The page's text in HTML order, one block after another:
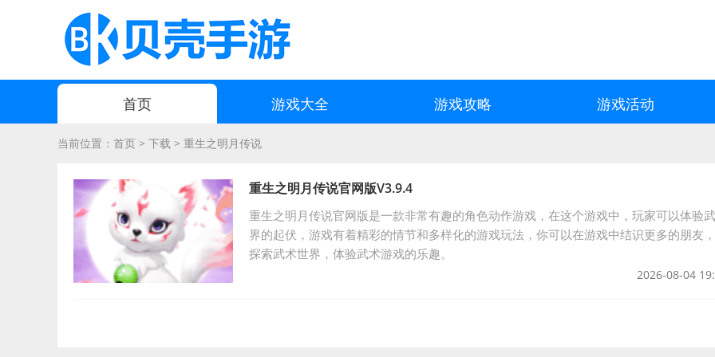
首页 游戏大全 游戏攻略 游戏活动
当前位置： 首页 > 下载 > 重生之明月传说
重生之明月传说官网版V3.9.4
重生之明月传说官网版是一款非常有趣的角色动作游戏，在这个游戏中，玩家可以体验
界的起伏，游戏有着精彩的情节和多样化的游戏玩法，你可以在游戏中结识更多的朋友
探索武术世界，体验武术游戏的乐趣。
2026-08-04